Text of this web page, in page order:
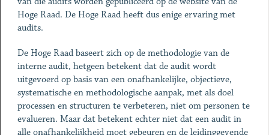
Hoge Raad. De Hoge Raad heeft dus enige ervaring met
audits.
De Hoge Raad baseert zich op de methodologie van de
interne audit, hetgeen betekent dat de audit wordt
uitgevoerd op basis van een onafhankelijke, objectieve,
systematische en methodologische aanpak, met als doel
processen en structuren te verbeteren, niet om personen te
evalueren. Maar dat betekent echter niet dat een audit in
alle onafhankelijkheid moet gebeuren en de leidinggevende